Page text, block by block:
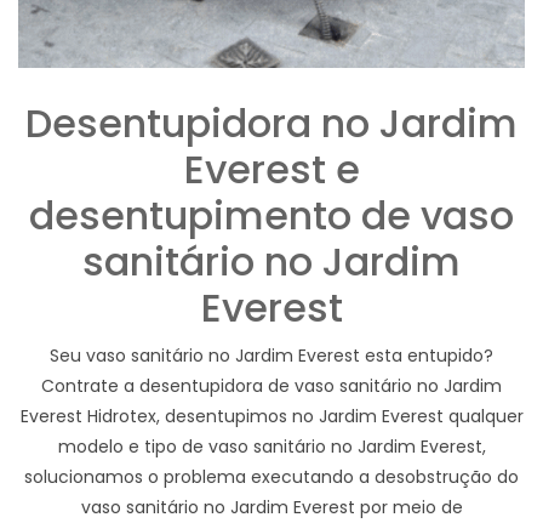
Desentupidora no Jardim
Everest e
desentupimento de vaso
sanitário no Jardim
Everest
Seu vaso sanitário no Jardim Everest esta entupido?
Contrate a desentupidora de vaso sanitário no Jardim
Everest Hidrotex, desentupimos no Jardim Everest qualquer
modelo e tipo de vaso sanitário no Jardim Everest,
solucionamos o problema executando a desobstrução do
vaso sanitário no Jardim Everest por meio de